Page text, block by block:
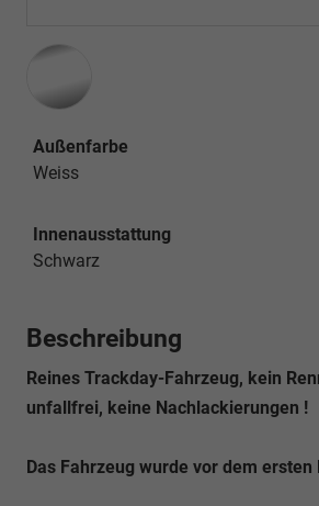
Außenfarbe
Weiss
Innenausstattung
Schwarz
Beschreibung
Reines Trackday-Fahrzeug, kein
unfallfrei, keine Nachlackierungen !
Das Fahrzeug wurde vor dem